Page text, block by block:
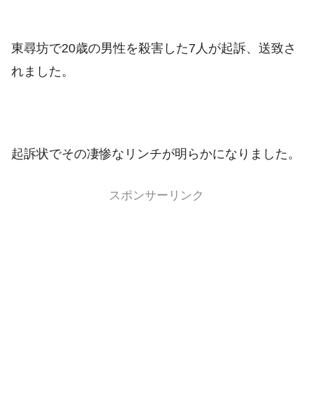
東尋坊で20歳の男性を殺害した7人が起訴、送致さ
れました。
起訴状でその凄惨なリンチが明らかになりました。
スポンサーリンク